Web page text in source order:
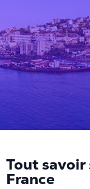
Mines et
Arrêts
Travaux
R&D
Fort de
Maroc et
Tout savoir
France